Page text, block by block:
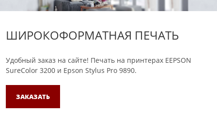
ШИРОКОФОРМАТНАЯ ПЕЧАТЬ
Удобный заказ на сайте! Печать на принтерах EEPSON
SureColor 3200 и Epson Stylus Pro 9890.
ЗАКАЗАТЬ